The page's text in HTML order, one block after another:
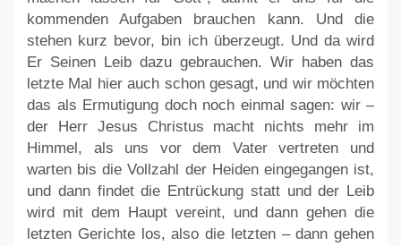
kommenden Aufgaben brauchen kann. Und die
stehen kurz bevor, bin ich überzeugt. Und da wird
Er Seinen Leib dazu gebrauchen. Wir haben das
letzte Mal hier auch schon gesagt, und wir möchten
das als Ermutigung doch noch einmal sagen: wir –
der Herr Jesus Christus macht nichts mehr im
Himmel, als uns vor dem Vater vertreten und
warten bis die Vollzahl der Heiden eingegangen ist,
und dann findet die Entrückung statt und der Leib
wird mit dem Haupt vereint, und dann gehen die
letzten Gerichte los, also die letzten – dann gehen